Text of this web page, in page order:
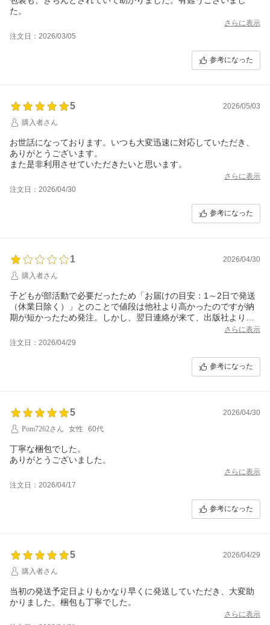
た。
さらに表示
注文日：2026/03/05
参考になった
5
2026/05/03
購入者さん
お世話になっております。いつも大変迅速に対応していただき、
ありがとうございます。
また是非利用させていただきたいと思います。
さらに表示
注文日：2026/04/30
参考になった
1
2026/04/30
購入者さん
子どもが部活動で必要だったため「お届けの目安：1～2日で発送
（休業日除く）」とのことで値段は他社より高かったのですが納
期が短かったため発注。しかし、翌日連絡が来て、出版社より取
り寄せで13日後に発送、その後2～3日でお届けとなります、との
こと。
さらに表示
注文日：2026/04/29
参考になった
5
2026/04/30
Pom7262さん
女性 60代
丁寧な梱包でした。
ありがとうございました。
さらに表示
注文日：2026/04/17
参考になった
5
2026/04/29
購入者さん
当初の発送予定日よりもかなり早くに発送していただき、大変助
かりました。梱包も丁寧でした。
さらに表示